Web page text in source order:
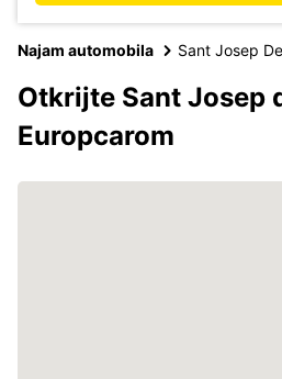
Najam automobila Sant Josep
Otkrijte Sant Josep
Europcarom